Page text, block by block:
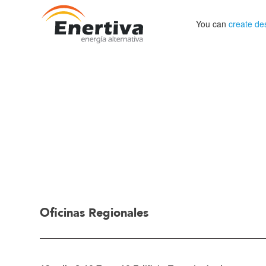
You can create
Oficinas Regionales